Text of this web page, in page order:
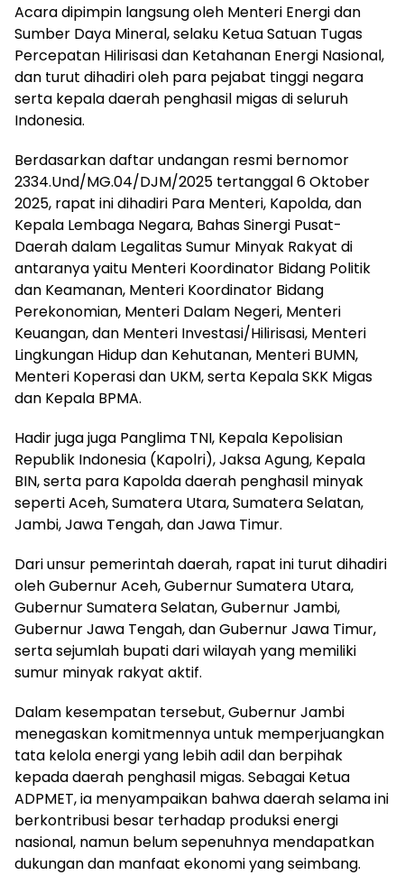
Acara dipimpin langsung oleh Menteri Energi dan
Sumber Daya Mineral, selaku Ketua Satuan Tugas
Percepatan Hilirisasi dan Ketahanan Energi Nasional,
dan turut dihadiri oleh para pejabat tinggi negara
serta kepala daerah penghasil migas di seluruh
Indonesia.
Berdasarkan daftar undangan resmi bernomor
2334.Und/MG.04/DJM/2025 tertanggal 6 Oktober
2025, rapat ini dihadiri Para Menteri, Kapolda, dan
Kepala Lembaga Negara, Bahas Sinergi Pusat-
Daerah dalam Legalitas Sumur Minyak Rakyat di
antaranya yaitu Menteri Koordinator Bidang Politik
dan Keamanan, Menteri Koordinator Bidang
Perekonomian, Menteri Dalam Negeri, Menteri
Keuangan, dan Menteri Investasi/Hilirisasi, Menteri
Lingkungan Hidup dan Kehutanan, Menteri BUMN,
Menteri Koperasi dan UKM, serta Kepala SKK Migas
dan Kepala BPMA.
Hadir juga juga Panglima TNI, Kepala Kepolisian
Republik Indonesia (Kapolri), Jaksa Agung, Kepala
BIN, serta para Kapolda daerah penghasil minyak
seperti Aceh, Sumatera Utara, Sumatera Selatan,
Jambi, Jawa Tengah, dan Jawa Timur.
Dari unsur pemerintah daerah, rapat ini turut dihadiri
oleh Gubernur Aceh, Gubernur Sumatera Utara,
Gubernur Sumatera Selatan, Gubernur Jambi,
Gubernur Jawa Tengah, dan Gubernur Jawa Timur,
serta sejumlah bupati dari wilayah yang memiliki
sumur minyak rakyat aktif.
Dalam kesempatan tersebut, Gubernur Jambi
menegaskan komitmennya untuk memperjuangkan
tata kelola energi yang lebih adil dan berpihak
kepada daerah penghasil migas. Sebagai Ketua
ADPMET, ia menyampaikan bahwa daerah selama ini
berkontribusi besar terhadap produksi energi
nasional, namun belum sepenuhnya mendapatkan
dukungan dan manfaat ekonomi yang seimbang.